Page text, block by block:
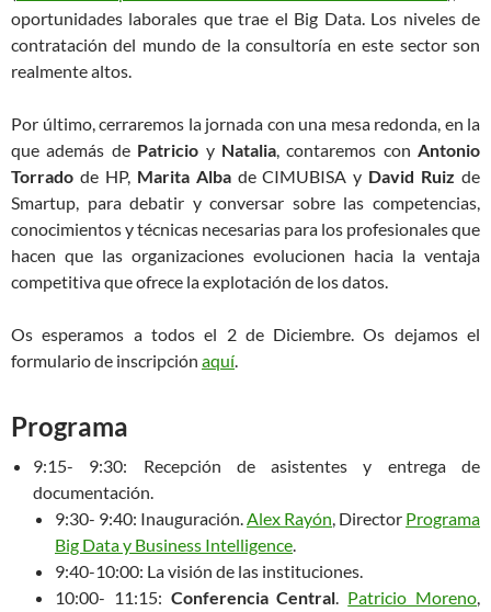
oportunidades laborales que trae el Big Data. Los niveles de
contratación del mundo de la consultoría en este sector son
realmente altos.
Por último, cerraremos la jornada con una mesa redonda, en la
que además de Patricio y Natalia, contaremos con Antonio
Torrado de HP, Marita Albade CIMUBISA y David Ruiz de
Smartup, para debatir y conversar sobre las competencias,
conocimientos y técnicas necesarias para los profesionales que
hacen que las organizaciones evolucionen hacia la ventaja
competitiva que ofrece la explotación de los datos.
Os esperamos a todos el 2 de Diciembre. Os dejamos el
formulario de inscripción aquí.
Programa
9:15- 9:30: Recepción de asistentes y entrega de
documentación.
9:30- 9:40: Inauguración.Alex Rayón, Director Programa
Big Data y Business Intelligence.
9:40-10:00: La visión de las instituciones.
10:00- 11:15: Conferencia Central. Patricio Moreno,